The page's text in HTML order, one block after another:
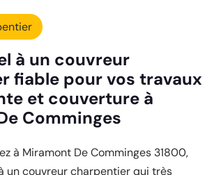
à un couvreur
fiable pour vos travaux
et couverture à
Comminges
à Miramont De Comminges 31800,
un couvreur charpentier qui très